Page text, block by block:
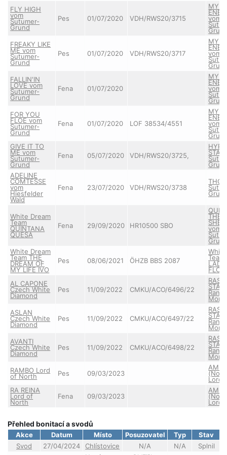
FLY HIGH
vom
Sutumer-
Grund
Pes 01/07/2020 VDH/RWS20/3715
MY
vom
FREAKY LIKE
ME vom
Sutumer-
Grund
Pes 01/07/2020 VDH/RWS20/3717
MY
vom
FALLIN'IN
LOVE vom
Sutumer-
Grund
Fena 01/07/2020
MY
vom
FOR YOU
FLOE vom
Sutumer-
Grund
Fena 01/07/2020 LOF 38534/4551
MY
vom
GIVE IT TO
ME vom
Sutumer-
Grund
Fena 05/07/2020 VDH/RWS20/3725,
ADELINE
COMTESSE
vom
Hiesfelder
Wald
Fena 23/07/2020 VDH/RWS20/3738
White Dream
Team
QUINTANA
QUESA
Fena 29/09/2020 HR10500 SBO
THE
vom
White Dream
Team THE
DREAM OF
MY LIFE IVO
Pes 08/06/2021 ÖHZB BBS 2087 Team
LADY
AL CAPONE
Czech White
Diamond
Pes 11/09/2022 CMKU/ACO/6496/22 STAR
ASLAN
Czech White
Diamond
Pes 11/09/2022 CMKU/ACO/6497/22 STAR
AVANTI
Czech White
Diamond
Pes 11/09/2022 CMKU/ACO/6498/22 STAR
RAMBO Lord
of North Pes 09/03/2023
Lord)
RA REINA
Lord of
North
Fena 09/03/2023
Lord)
Přehled bonitací a svodů
Akce Datum Místo Posuzovatel Typ
Stav
Svod
27/04/2024 Chlístovice N/A N/A
Splnil